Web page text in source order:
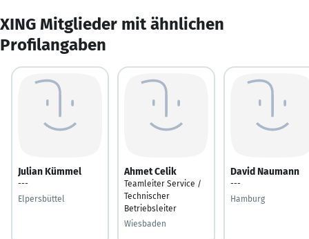
XING Mitglieder mit ähnlichen
Profilangaben
Julian Kümmel
---
Elpersbüttel
Ahmet Celik
Teamleiter Service /
Technischer
Betriebsleiter
Wiesbaden
David Naumann
---
Hamburg